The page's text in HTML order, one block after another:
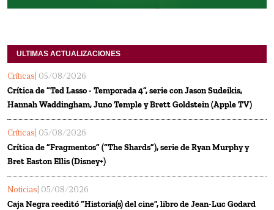
ULTIMAS ACTUALIZACIONES
Críticas | 05/08/2026
Crítica de “Ted Lasso - Temporada 4”, serie con Jason Sudeikis,
Hannah Waddingham, Juno Temple y Brett Goldstein (Apple TV)
Críticas | 05/08/2026
Crítica de “Fragmentos” (“The Shards”), serie de Ryan Murphy y
Bret Easton Ellis (Disney+)
Noticias | 05/08/2026
Caja Negra reeditó “Historia(s) del cine”, libro de Jean-Luc Godard